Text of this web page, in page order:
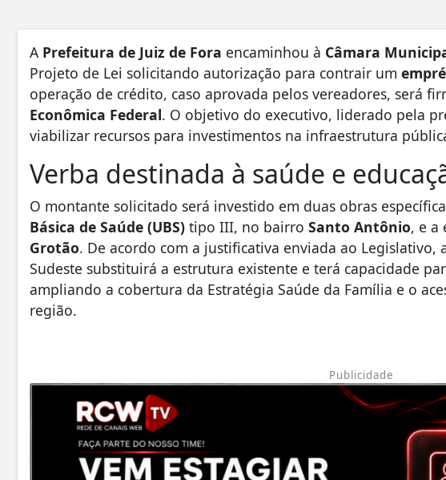
A Prefeitura de Juiz de Fora encaminhou à Câmara
Projeto de Lei solicitando autorização para contrair um
operação de crédito, caso aprovada pelos vereadores, será
Econômica Federal. O objetivo do executivo, liderado pela
viabilizar recursos para investimentos na infraestrutura
Verba destinada à saúde e
O montante solicitado será investido em duas obras
Básica de Saúde (UBS) tipo III, no bairro Santo Antônio, e a
Grotão. De acordo com a justificativa enviada ao
Sudeste substituirá a estrutura existente e terá capacidade
ampliando a cobertura da Estratégia Saúde da Família e o
região.
Publicidade